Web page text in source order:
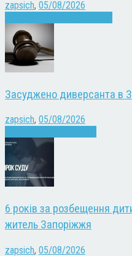
zapsich, 05/08/2026
Засуджено диверсанта в
zapsich, 05/08/2026
6 років за розбещення
житель Запоріжжя
zapsich, 05/08/2026